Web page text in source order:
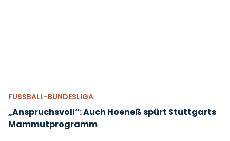
FUSSBALL-BUNDESLIGA
„Anspruchsvoll“: Auch Hoeneß spürt Stuttgarts
Mammutprogramm